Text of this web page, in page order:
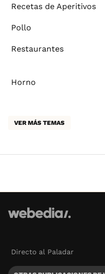
Recetas de Aperitivos
Pollo
Restaurantes
Horno
VER MÁS TEMAS
Directo al Paladar